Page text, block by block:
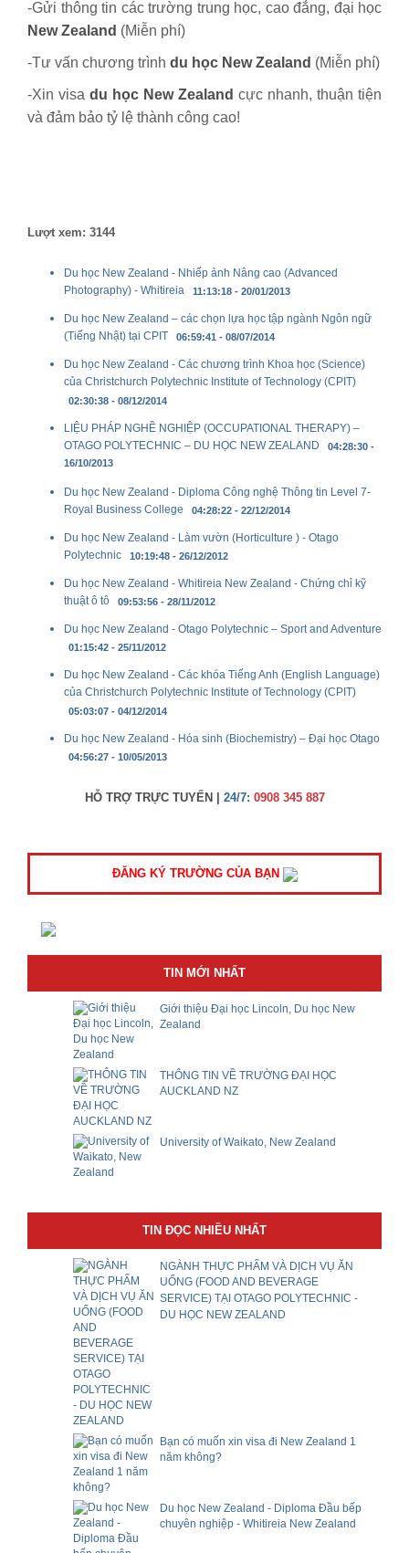
-Gửi thông tin các trường trung học, cao đẳng, đại học
New Zealand (Miễn phí)
-Tư vấn chương trình du học New Zealand (Miễn phí)
-Xin visa du học New Zealand cực nhanh, thuận tiện
và đảm bảo tỷ lệ thành công cao!
Lượt xem: 3144
Du học New Zealand - Nhiếp ảnh Nâng cao (Advanced
Photography) - Whitireia 11:13:18 - 20/01/2013
Du học New Zealand – các chọn lựa học tập ngành Ngôn ngữ
(Tiếng Nhật) tại CPIT 06:59:41 - 08/07/2014
Du học New Zealand - Các chương trình Khoa học (Science)
của Christchurch Polytechnic Institute of Technology (CPIT)
02:30:38 - 08/12/2014
LIỆU PHÁP NGHỀ NGHIỆP (OCCUPATIONAL THERAPY) –
OTAGO POLYTECHNIC – DU HỌC NEW ZEALAND 04:28:30 -
16/10/2013
Du học New Zealand - Diploma Công nghệ Thông tin Level 7-
Royal Business College 04:28:22 - 22/12/2014
Du học New Zealand - Làm vườn (Horticulture ) - Otago
Polytechnic 10:19:48 - 26/12/2012
Du học New Zealand - Whitireia New Zealand - Chứng chỉ kỹ
thuật ô tô 09:53:56 - 28/11/2012
Du học New Zealand - Otago Polytechnic – Sport and Adventure
01:15:42 - 25/11/2012
Du học New Zealand - Các khóa Tiếng Anh (English Language)
của Christchurch Polytechnic Institute of Technology (CPIT)
05:03:07 - 04/12/2014
Du học New Zealand - Hóa sinh (Biochemistry) – Đại học Otago
04:56:27 - 10/05/2013
HỖ TRỢ TRỰC TUYẾN | 24/7: 0908 345 887
ĐĂNG KÝ TRƯỜNG CỦA BẠN
TIN MỚI NHẤT
Giới thiệu Đại học Lincoln, Du học New
Zealand
THÔNG TIN VỀ TRƯỜNG ĐẠI HỌC
AUCKLAND NZ
University of Waikato, New Zealand
TIN ĐỌC NHIỀU NHẤT
NGÀNH THỰC PHẨM VÀ DỊCH VỤ ĂN
UỐNG (FOOD AND BEVERAGE
SERVICE) TẠI OTAGO POLYTECHNIC -
DU HỌC NEW ZEALAND
Bạn có muốn xin visa đi New Zealand 1
năm không?
Du học New Zealand - Diploma Đầu bếp
chuyên nghiệp - Whitireia New Zealand